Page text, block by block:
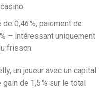
0,46 %, paiement de
– intéressant uniquement
frisson.
un joueur avec un capital
de 1,5 % sur le total